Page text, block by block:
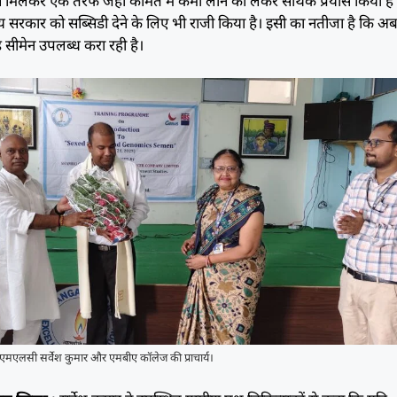
सरकार को सब्सिडी देने के लिए भी राजी किया है। इसी का नतीजा है कि अब
उपलब्ध करा रही है।
सर्वेश कुमार और एमबीए कॉलेज की प्राचार्य।